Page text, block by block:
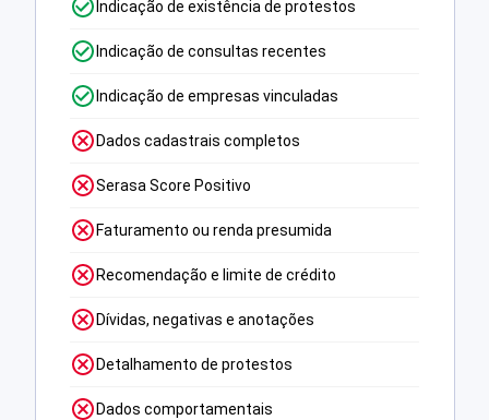
Indicação de existência de protestos
Indicação de consultas recentes
Indicação de empresas vinculadas
Dados cadastrais completos
Serasa Score Positivo
Faturamento ou renda presumida
Recomendação e limite de crédito
Dívidas, negativas e anotações
Detalhamento de protestos
Dados comportamentais